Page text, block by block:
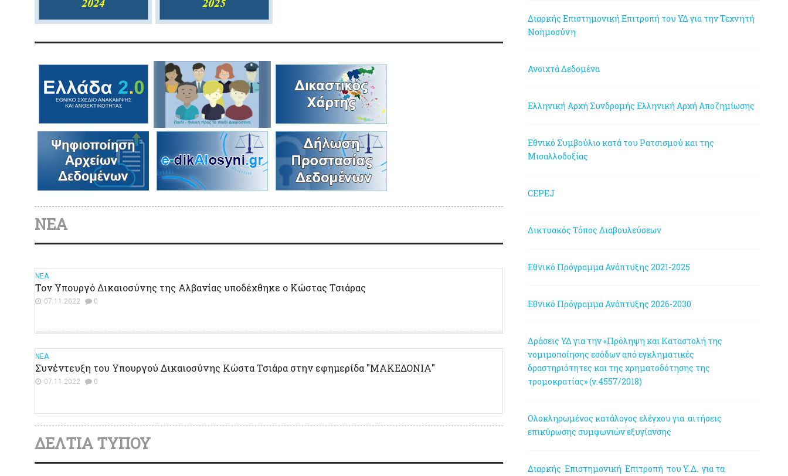
ΝΕΑ
ΝΕΑ
Τον Υπουργό Δικαιοσύνης της Αλβανίας υποδέχθηκε ο Κώστας Τσιάρας
07.11.2022 0
ΝΕΑ
Συνέντευξη του Υπουργού Δικαιοσύνης Κώστα Τσιάρα στην εφημερίδα "ΜΑΚΕΔΟΝΙΑ"
07.11.2022 0
ΔΕΛΤΙΑ ΤΥΠΟΥ
Διαρκής Επιστημονική Επιτροπή του ΥΔ για την Τεχνητή
Νοημοσύνη
Ανοιχτά Δεδομένα
Ελληνική Αρχή Συνδρομής Ελληνική Αρχή Αποζημίωσης
Εθνικό Συμβούλιο κατά του Ρατσισμού και της
Μισαλλοδοξίας
CEPEJ
Δικτυακός Τόπος Διαβουλεύσεων
Εθνικό Πρόγραμμα Ανάπτυξης 2021-2025
Εθνικό Πρόγραμμα Ανάπτυξης 2026-2030
Δράσεις ΥΔ για την «Πρόληψη και Καταστολή της
νομιμοποίησης εσόδων από εγκληματικές
δραστηριότητες και της χρηματοδότησης της
τρομοκρατίας» (ν.4557/2018)
Ολοκληρωμένος κατάλογος ελέγχου για αιτήσεις
επικύρωσης συμφωνιών εξυγίανσης
Διαρκής Επιστημονική Επιτροπή του Υ.Δ. για τα